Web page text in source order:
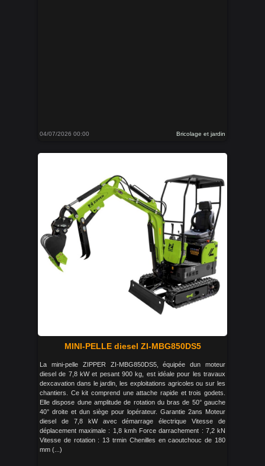
04/07/2026 00:00 Bricolage et jardin
MINI-PELLE diesel ZI-MBG850DS5
La mini-pelle ZIPPER ZI-MBG850DS5, équipée dun moteur
diesel de 7,8 kW et pesant 900 kg, est idéale pour les travaux
dexcavation dans le jardin, les exploitations agricoles ou sur les
chantiers. Ce kit comprend une attache rapide et trois godets.
Elle dispose dune amplitude de rotation du bras de 50° gauche
40° droite et dun siège pour lopérateur. Garantie 2ans Moteur
diesel de 7,8 kW avec démarrage électrique Vitesse de
déplacement maximale : 1,8 kmh Force darrachement : 7,2 kN
Vitesse de rotation : 13 trmin Chenilles en caoutchouc de 180
mm (...)